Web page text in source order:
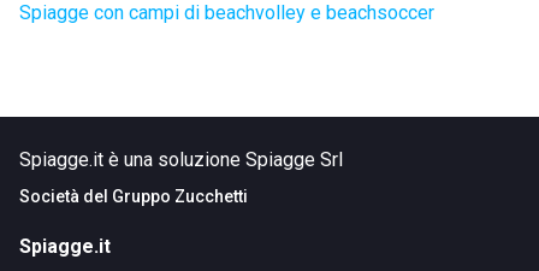
Spiagge con campi di beachvolley e beachsoccer
Spiagge.it è una soluzione Spiagge Srl
Società del Gruppo Zucchetti
Spiagge.it